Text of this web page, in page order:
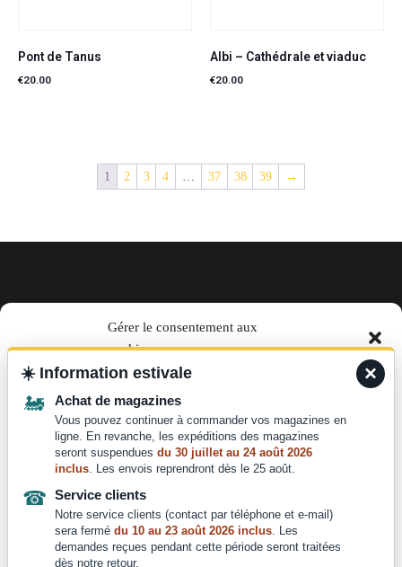
Gérer le consentement aux
cookies
Pour offrir les meilleures expériences, nous utilisons des technologies telles que les
cookies pour stocker et/ou accéder aux informations des appareils. Le fait de consentir
à ces technologies nous permettra de traiter des données telles que le comportement de
navigation ou les ID uniques sur ce site. Le fait de ne pas consentir ou de retirer son
consentement peut avoir un effet négatif sur certaines caractéristiques et fonctions.
Refuser
Pont de Tanus
€20.00
Albi – Cathédrale et viaduc
€20.00
1 2 3 4 37 38 39 →
EN TRAIN magazine par La Vie
du Rail
Des questions ?
Nous contacter :
contact@laviedurail.com
×
☀️Information estivale
🚂 Achat de magazines
Vous pouvez continuer à commander vos magazines en
ligne. En revanche, les expéditions des magazines
seront suspendues du 30 juillet au 24 août 2026
inclus. Les envois reprendront dès le 25 août.
☎ Service clients
Notre service clients (contact par téléphone et e-mail)
sera fermé du 10 au 23 août 2026 inclus. Les
demandes reçues pendant cette période seront traitées
dès notre retour.